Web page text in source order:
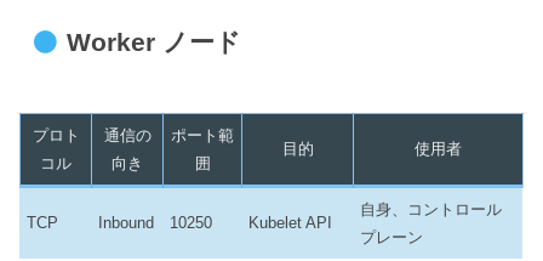
Worker ノード
プロト
コル
通信の
向き
ポート範
囲
目的 使用者
TCP Inbound 10250 Kubelet API
自身、コントロール
プレーン